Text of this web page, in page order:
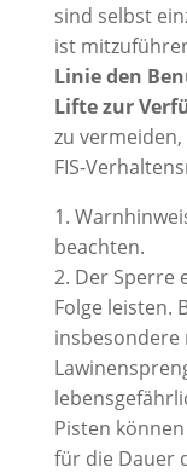
sind selbst
ist
Linie den
Lifte zur
zu
FIS-
1.
beachten.
2. Der Sperre
Folge leisten.
insbesondere
Pisten
für die Dauer